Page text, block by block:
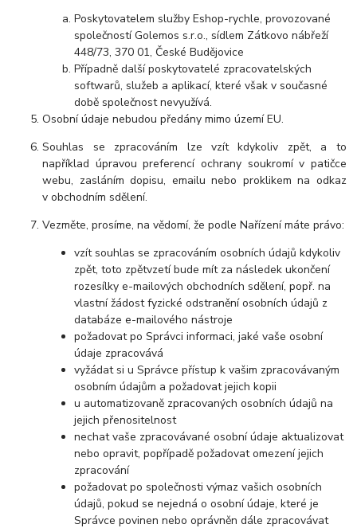
Poskytovatelem služby Eshop-rychle, provozované
společností Golemos s.r.o., sídlem Zátkovo nábřeží
448/73, 370 01, České Budějovice
Případně další poskytovatelé zpracovatelských
softwarů, služeb a aplikací, které však v současné
době společnost nevyužívá.
Osobní údaje nebudou předány mimo území EU.
Souhlas se zpracováním lze vzít kdykoliv zpět, a to
například úpravou preferencí ochrany soukromí v patičce
webu, zasláním dopisu, emailu nebo proklikem na odkaz
v obchodním sdělení.
Vezměte, prosíme, na vědomí, že podle Nařízení máte právo:
vzít souhlas se zpracováním osobních údajů kdykoliv
zpět, toto zpětvzetí bude mít za následek ukončení
rozesílky e-mailových obchodních sdělení, popř. na
vlastní žádost fyzické odstranění osobních údajů z
databáze e-mailového nástroje
požadovat po Správci informaci, jaké vaše osobní
údaje zpracovává
vyžádat si u Správce přístup k vašim zpracovávaným
osobním údajům a požadovat jejich kopii
u automatizovaně zpracovaných osobních údajů na
jejich přenositelnost
nechat vaše zpracovávané osobní údaje aktualizovat
nebo opravit, popřípadě požadovat omezení jejich
zpracování
požadovat po společnosti výmaz vašich osobních
údajů, pokud se nejedná o osobní údaje, které je
Správce povinen nebo oprávněn dále zpracovávat